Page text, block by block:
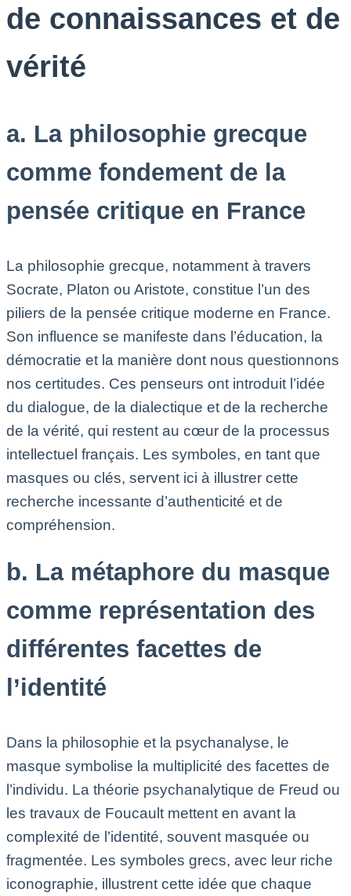
de connaissances et de
vérité
a. La philosophie grecque
comme fondement de la
pensée critique en France
La philosophie grecque, notamment à travers
Socrate, Platon ou Aristote, constitue l’un des
piliers de la pensée critique moderne en France.
Son influence se manifeste dans l’éducation, la
démocratie et la manière dont nous questionnons
nos certitudes. Ces penseurs ont introduit l’idée
du dialogue, de la dialectique et de la recherche
de la vérité, qui restent au cœur de la processus
intellectuel français. Les symboles, en tant que
masques ou clés, servent ici à illustrer cette
recherche incessante d’authenticité et de
compréhension.
b. La métaphore du masque
comme représentation des
différentes facettes de
l’identité
Dans la philosophie et la psychanalyse, le
masque symbolise la multiplicité des facettes de
l’individu. La théorie psychanalytique de Freud ou
les travaux de Foucault mettent en avant la
complexité de l’identité, souvent masquée ou
fragmentée. Les symboles grecs, avec leur riche
iconographie, illustrent cette idée que chaque